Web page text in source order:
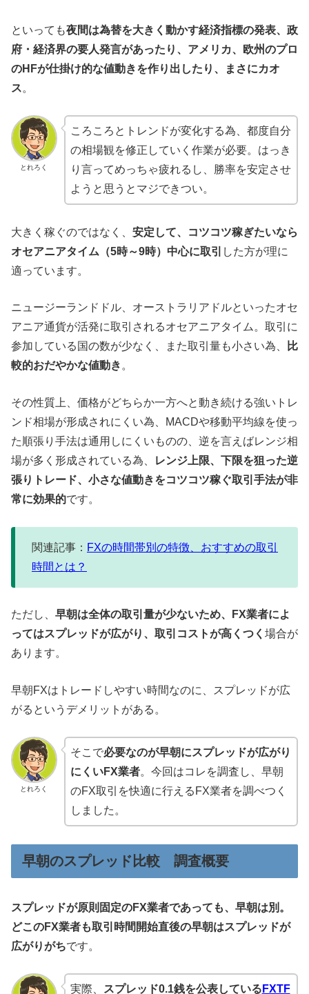
といっても夜間は為替を大きく動かす経済指標の発表、政
府・経済界の要人発言があったり、アメリカ、欧州のプロ
のHFが仕掛け的な値動きを作り出したり、まさにカオ
ス。
とれろく
ころころとトレンドが変化する為、都度自分
の相場観を修正していく作業が必要。はっき
り言ってめっちゃ疲れるし、勝率を安定させ
ようと思うとマジできつい。
大きく稼ぐのではなく、 安定して、コツコツ稼ぎたいなら
オセアニアタイム（5時～9時）中心に取引 した方が理に
適っています。
ニュージーランドドル、オーストラリアドルといったオセ
アニア通貨が活発に取引されるオセアニアタイム。取引に
参加している国の数が少なく、また取引量も小さい為、
比
較的おだやかな値動き 。
その性質上、価格がどちらか一方へと動き続ける強いトレ
ンド相場が形成されにくい為、MACDや移動平均線を使っ
た順張り手法は通用しにくいものの、逆を言えばレンジ相
場が多く形成されている為、
レンジ上限、下限を狙った逆
張りトレード、小さな値動きをコツコツ稼ぐ取引手法が非
常に効果的です。
関連記事： FXの時間帯別の特徴、おすすめの取引
時間とは？
ただし、 早朝は全体の取引量が少ないため、FX業者によ
ってはスプレッドが広がり、取引コストが高くつく 場合が
あります。
早朝FXはトレードしやすい時間なのに、スプレッドが広
がるというデメリットがある。
とれろく
そこで必要なのが早朝にスプレッドが広がり
にくいFX業者。今回はコレを調査し、早朝
のFX取引を快適に行えるFX業者を調べつく
しました。
早朝のスプレッド比較 調査概要
スプレッドが原則固定のFX業者であっても、早朝は別。
どこのFX業者も取引時間開始直後の早朝はスプレッドが
広がりがちです。
実際、 スプレッド0.1銭を公表している FXTF